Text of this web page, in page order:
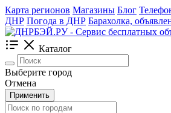
Карта регионов Магазины Блог
ДНР Погода в ДНР Барахолка,
Каталог
Выберите город
Отмена
Применить